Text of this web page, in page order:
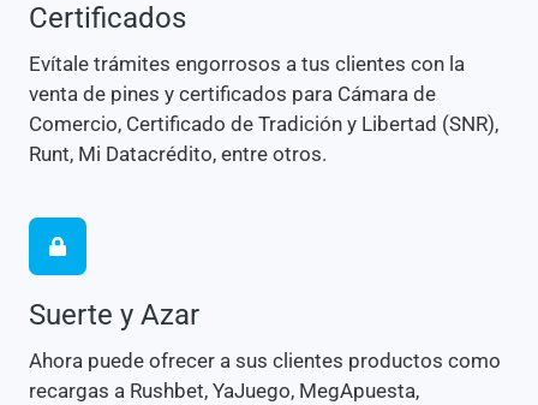
Certificados
Evítale trámites engorrosos a tus clientes con la
venta de pines y certificados para Cámara de
Comercio, Certificado de Tradición y Libertad (SNR),
Runt, Mi Datacrédito, entre otros.
Suerte y Azar
Ahora puede ofrecer a sus clientes productos como
recargas a Rushbet, YaJuego, MegApuesta,